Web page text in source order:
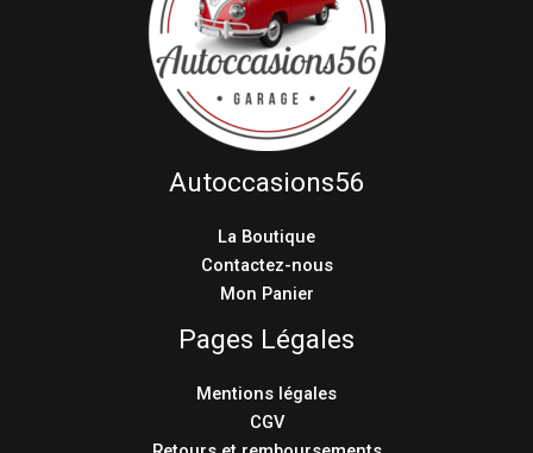
Autoccasions56
La Boutique
Contactez-nous
Mon Panier
Pages Légales
Mentions légales
CGV